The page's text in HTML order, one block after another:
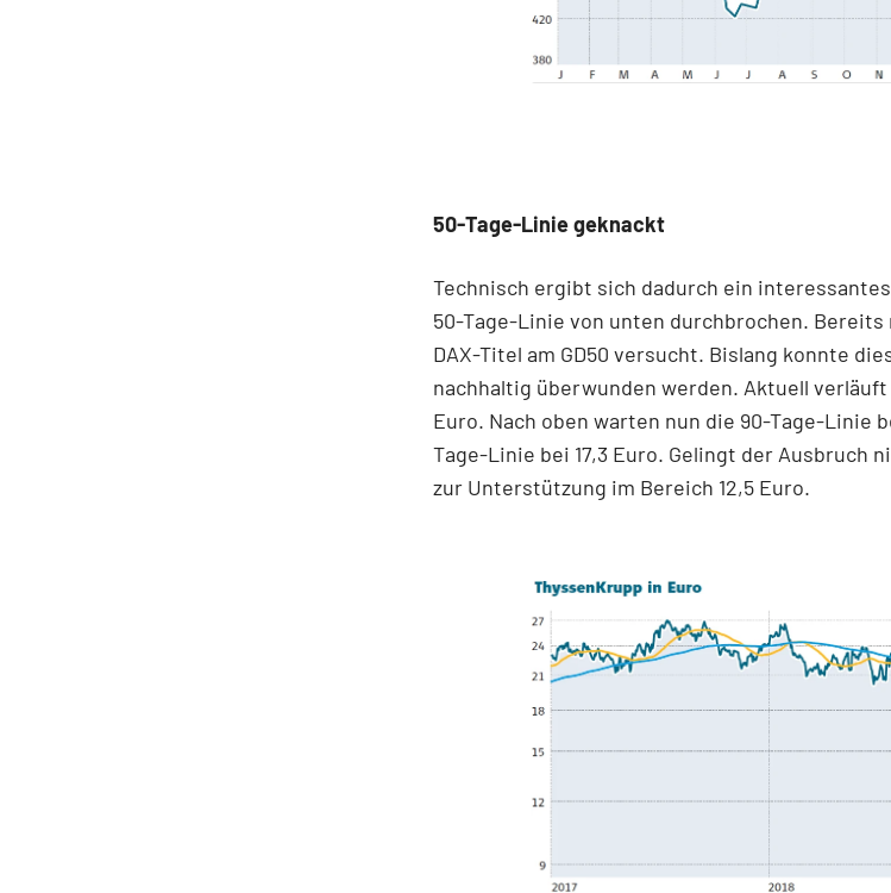
50-Tage-Linie geknackt
Technisch ergibt sich dadurch ein
50-Tage-Linie von unten durchbrochen.
DAX-Titel am GD50 versucht. Bislang konnte
nachhaltig überwunden werden. Aktuell verläuft
Euro. Nach oben warten nun die 90-Tage-Linie
Tage-Linie bei 17,3 Euro. Gelingt der Ausbruch
zur Unterstützung im Bereich 12,5 Euro.